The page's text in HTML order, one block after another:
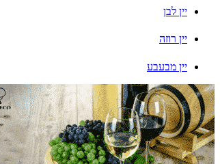
יין לבן
יין רוזה
יין מבעבע